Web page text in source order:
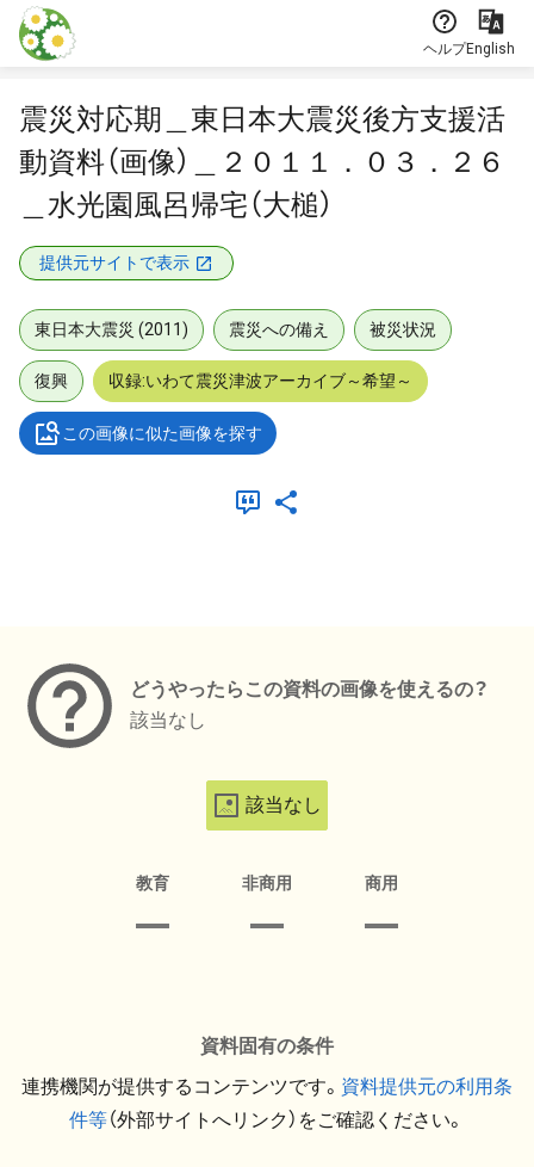
本文に飛ぶ
ヘルプEnglish
震災対応期＿東日本大震災後方支援活
動資料（画像）＿２０１１．０３．２６
＿水光園風呂帰宅（大槌）
提供元サイトで表示
東日本大震災 (2011) 震災への備え 被災状況
復興 収録:いわて震災津波アーカイブ～希望～
この画像に似た画像を探す
どうやったらこの資料の画像を使えるの？
該当なし
該当なし
教育 非商用 商用
資料固有の条件
連携機関が提供するコンテンツです。 資料提供元の利用条
件等（外部サイトへリンク）をご確認ください。